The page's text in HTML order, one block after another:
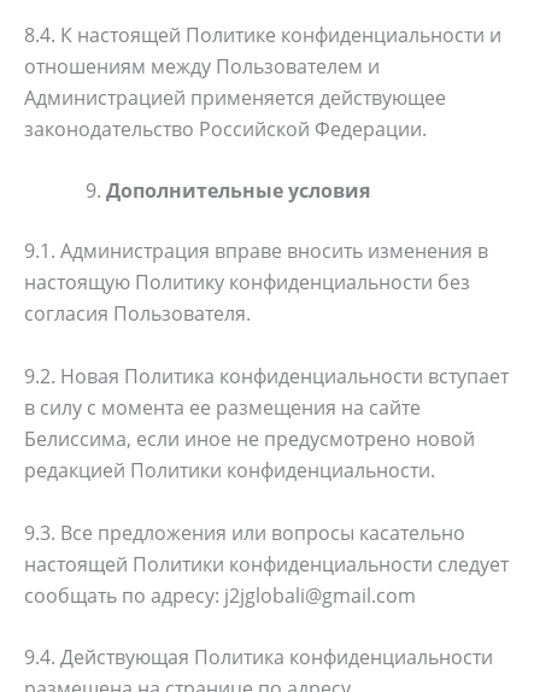
8.4. К настоящей Политике конфиденциальности и
отношениям между Пользователем и
Администрацией применяется действующее
законодательство Российской Федерации.
Дополнительные условия
9.1. Администрация вправе вносить изменения в
настоящую Политику конфиденциальности без
согласия Пользователя.
9.2. Новая Политика конфиденциальности вступает
в силу с момента ее размещения на сайте
Белиссима, если иное не предусмотрено новой
редакцией Политики конфиденциальности.
9.3. Все предложения или вопросы касательно
настоящей Политики конфиденциальности следует
сообщать по адресу: j2jglobali@gmail.com
9.4. Действующая Политика конфиденциальности